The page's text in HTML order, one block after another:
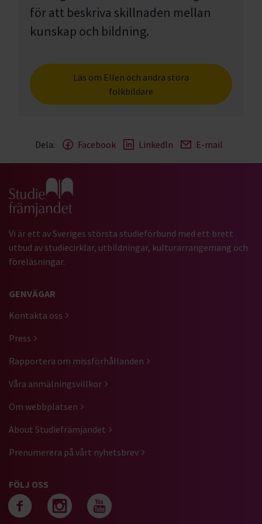
för att beskriva skillnaden mellan
kunskap och bildning.
Läs om Ellen och andra stora
folkbildare
Dela: Facebook LinkedIn E-mail
Gå till studiefrämjandets startsida
Vi är ett av Sveriges största studieförbund med ett brett
utbud av studiecirklar, utbildningar, kulturarrangemang och
föreläsningar.
GENVÄGAR
Kontakta oss
Press
Rapportera om missförhållanden
Våra anmälningsvillkor
Om webbplatsen
About Studiefrämjandet
Prenumerera på vårt nyhetsbrev
FÖLJ OSS